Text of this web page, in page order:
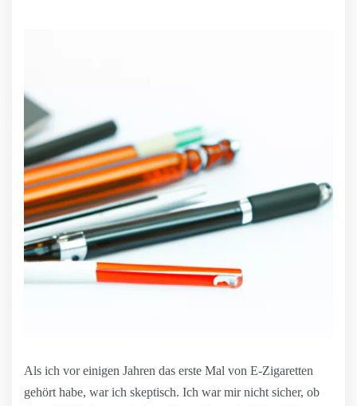
Als ich vor einigen Jahren das erste Mal von E-Zigaretten
gehört habe, war ich skeptisch. Ich war mir nicht sicher, ob